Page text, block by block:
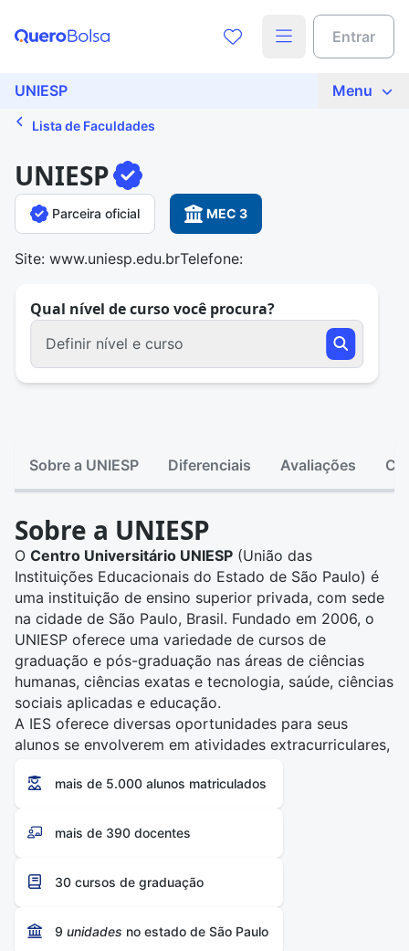
Entrar
UNIESP Menu
Lista de Faculdades
UNIESP
Parceira oficial MEC 3
Site: www.uniesp.edu.brTelefone:
Qual nível de curso você procura?
Definir nível e curso
Sobre a UNIESP Diferenciais Avaliações
Sobre a UNIESP
O Centro Universitário UNIESP (União das
Instituições Educacionais do Estado de São Paulo) é
uma instituição de ensino superior privada, com sede
na cidade de São Paulo, Brasil. Fundado em 2006, o
UNIESP oferece uma variedade de cursos de
graduação e pós-graduação nas áreas de ciências
humanas, ciências exatas e tecnologia, saúde, ciências
sociais aplicadas e educação.
A IES oferece diversas oportunidades para seus
alunos se envolverem em atividades extracurriculares,
científica, atividades esportivas e culturais.
mais de 5.000 alunos matriculados
mais de 390 docentes
30 cursos de graduação
9 unidades no estado de São Paulo